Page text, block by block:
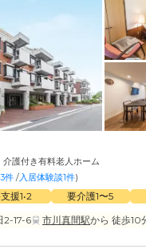
介護付き有料老人ホーム
件 /入居体験談1件)
援1•2 要介護1〜5
2-17-6
市川真間駅から 徒歩10